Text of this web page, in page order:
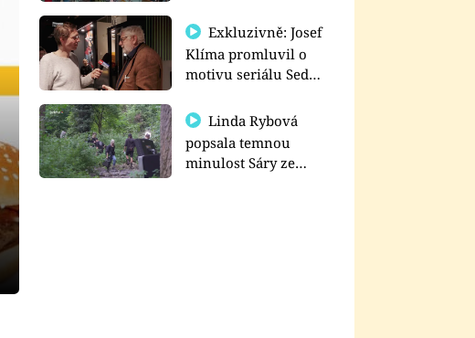
prima+
Exkluzivně: Josef
Klíma promluvil o
motivu seriálu Sedm
Linda Rybová
popsala temnou
minulost Sáry ze